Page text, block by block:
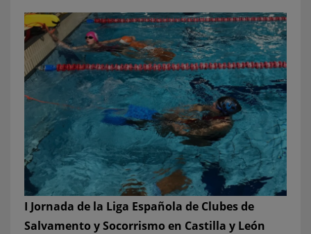
I Jornada de la Liga Española de Clubes de
Salvamento y Socorrismo en Castilla y León